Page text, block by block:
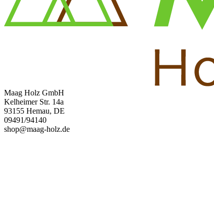
Maag Holz GmbH
Kelheimer Str. 14a
93155 Hemau, DE
09491/94140
shop@maag-holz.de